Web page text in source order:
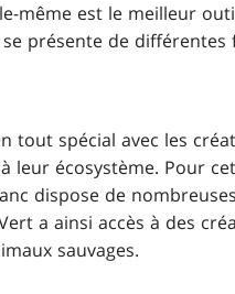
même est le meilleur
présente de différentes
tout spécial avec les
leur écosystème. Pour
dispose de
a ainsi accès à des
sauvages.